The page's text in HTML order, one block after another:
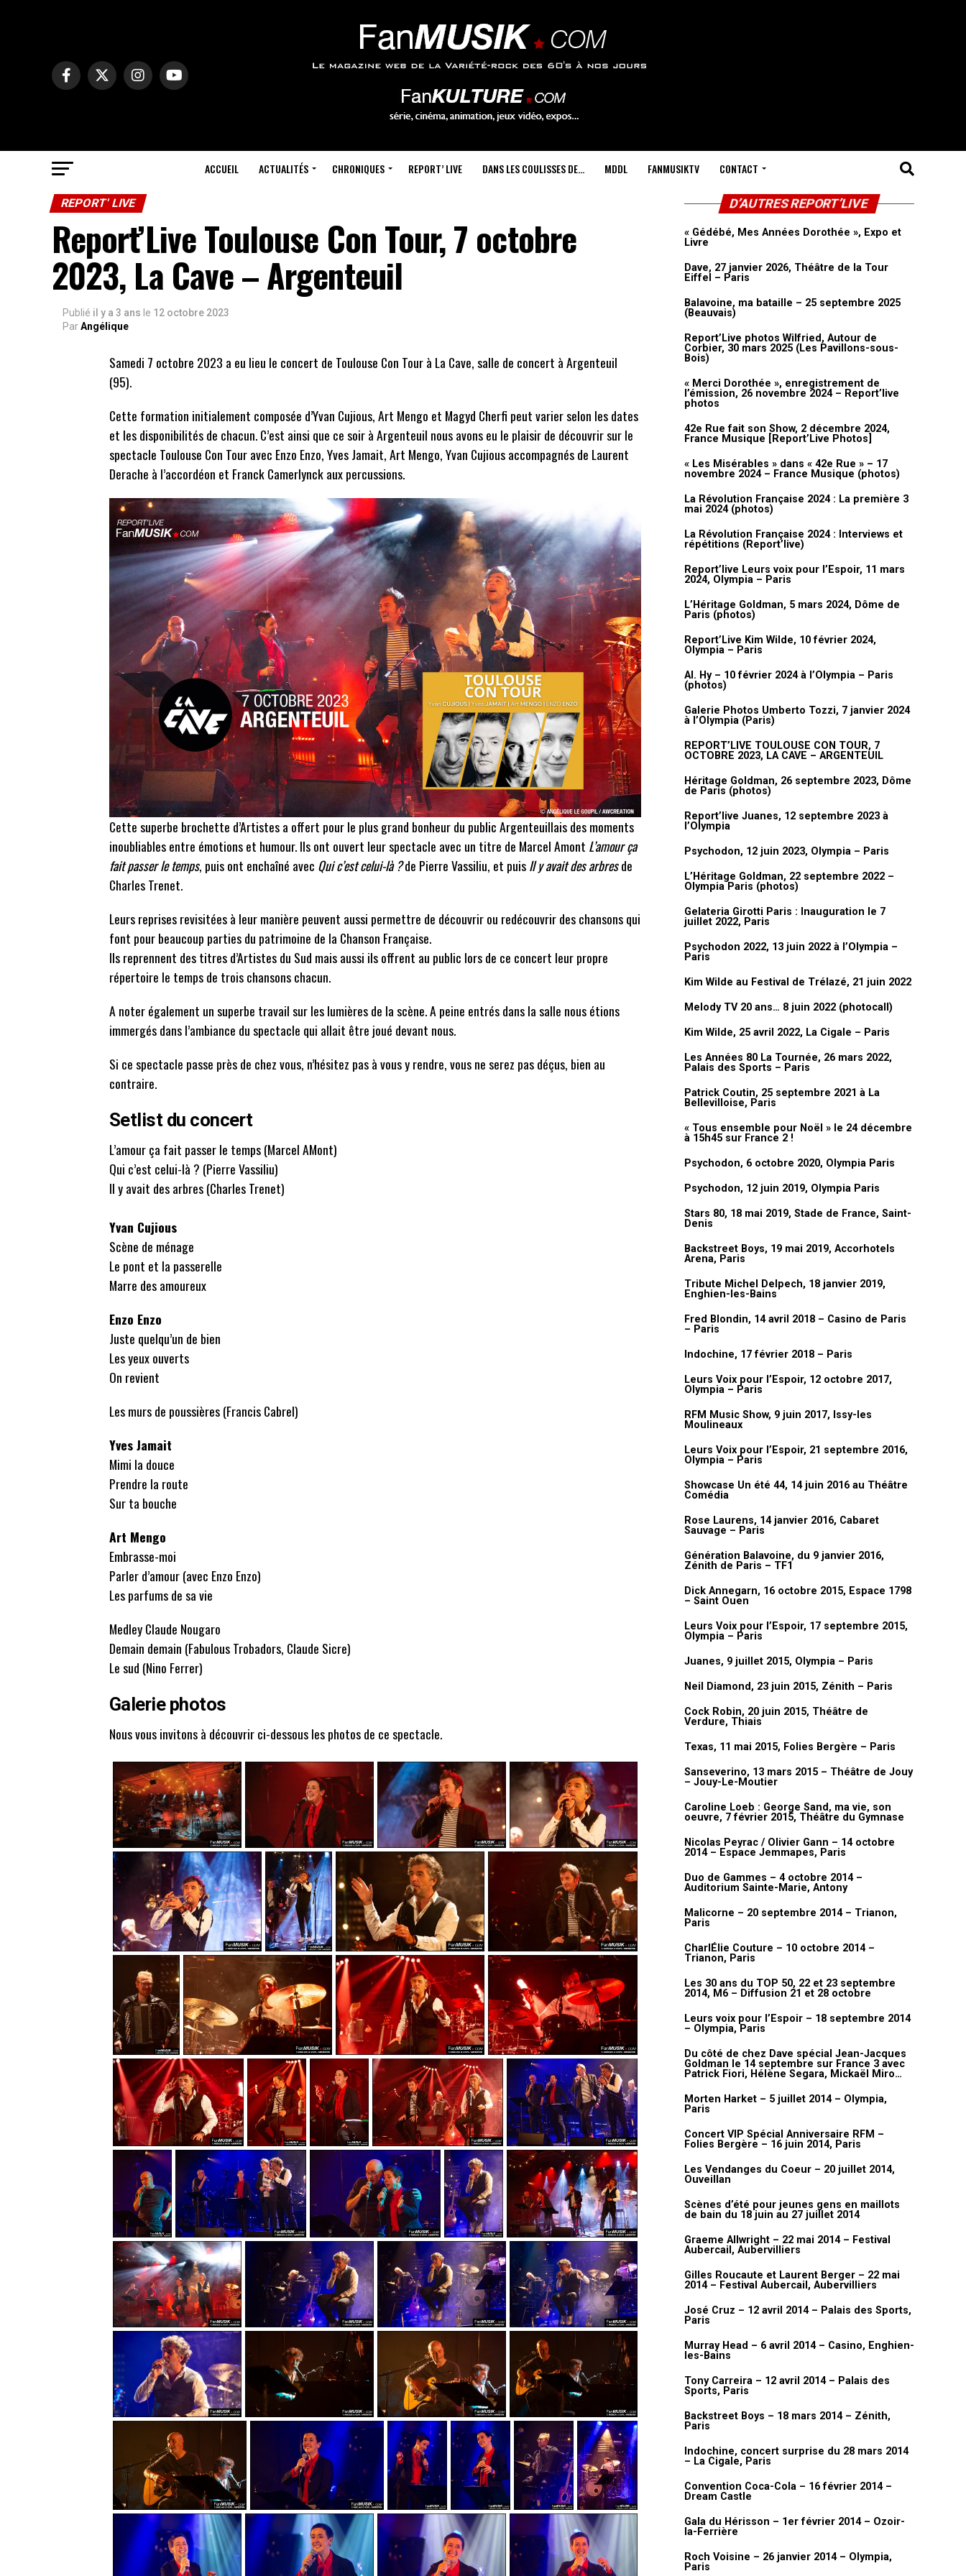
ACCUEIL ACTUALITÉS CHRONIQUES REPORT’ LIVE DANS LES COULISSES DE… MDDL FANMUSIKTV CONTACT
REPORT' LIVE
Report’Live Toulouse Con Tour, 7 octobre
2023, La Cave – Argenteuil
Publié il y a 3 ans le 12 octobre 2023
ParAngélique
Samedi 7 octobre 2023 a eu lieu le concert de Toulouse Con Tour à La Cave, salle de concert à Argenteuil
(95).
Cette formation initialement composée d’Yvan Cujious, Art Mengo et Magyd Cherfi peut varier selon les dates
et les disponibilités de chacun. C’est ainsi que ce soir à Argenteuil nous avons eu le plaisir de découvrir sur le
spectacle Toulouse Con Tour avec Enzo Enzo, Yves Jamait, Art Mengo, Yvan Cujious accompagnés de Laurent
Derache à l’accordéon et Franck Camerlynck aux percussions.
Cette superbe brochette d’Artistes a offert pour le plus grand bonheur du public Argenteuillais des moments
inoubliables entre émotions et humour. Ils ont ouvert leur spectacle avec un titre de Marcel Amont L’amour ça
fait passer le temps, puis ont enchaîné avec Qui c’est celui-là ?de Pierre Vassiliu, et puisIl y avait des arbresde
Charles Trenet.
Leurs reprises revisitées à leur manière peuvent aussi permettre de découvrir ou redécouvrir des chansons qui
font pour beaucoup parties du patrimoine de la Chanson Française.
Ils reprennent des titres d’Artistes du Sud mais aussi ils offrent au public lors de ce concert leur propre
répertoire le temps de trois chansons chacun.
A noter également un superbe travail sur les lumières de la scène. A peine entrés dans la salle nous étions
immergés dans l’ambiance du spectacle qui allait être joué devant nous.
Si ce spectacle passe près de chez vous, n’hésitez pas à vous y rendre, vous ne serez pas déçus, bien au
contraire.
Setlist du concert
L’amour ça fait passer le temps (Marcel AMont)
Qui c’est celui-là ? (Pierre Vassiliu)
Il y avait des arbres (Charles Trenet)
Yvan Cujious
Scène de ménage
Le pont et la passerelle
Marre des amoureux
Enzo Enzo
Juste quelqu’un de bien
Les yeux ouverts
On revient
Les murs de poussières (Francis Cabrel)
Yves Jamait
Mimi la douce
Prendre la route
Sur ta bouche
Art Mengo
Embrasse-moi
Parler d’amour (avec Enzo Enzo)
Les parfums de sa vie
Medley Claude Nougaro
Demain demain (Fabulous Trobadors, Claude Sicre)
Le sud (Nino Ferrer)
Galerie photos
Nous vous invitons à découvrir ci-dessous les photos de ce spectacle.
D’AUTRES REPORT’LIVE
« Gédébé, Mes Années Dorothée », Expo et
Livre
Dave, 27 janvier 2026, Théâtre de la Tour
Eiffel – Paris
Balavoine, ma bataille – 25 septembre 2025
(Beauvais)
Report’Live photos Wilfried, Autour de
Corbier, 30 mars 2025 (Les Pavillons-sous-
Bois)
« Merci Dorothée », enregistrement de
l’émission, 26 novembre 2024 – Report’live
photos
42e Rue fait son Show, 2 décembre 2024,
France Musique [Report’Live Photos]
« Les Misérables » dans « 42e Rue » – 17
novembre 2024 – France Musique (photos)
La Révolution Française 2024 : La première 3
mai 2024 (photos)
La Révolution Française 2024 : Interviews et
répétitions (Report’live)
Report’live Leurs voix pour l’Espoir, 11 mars
2024, Olympia – Paris
L’Héritage Goldman, 5 mars 2024, Dôme de
Paris (photos)
Report’Live Kim Wilde, 10 février 2024,
Olympia – Paris
Al. Hy – 10 février 2024 à l’Olympia – Paris
(photos)
Galerie Photos Umberto Tozzi, 7 janvier 2024
à l’Olympia (Paris)
REPORT’LIVE TOULOUSE CON TOUR, 7
OCTOBRE 2023, LA CAVE – ARGENTEUIL
Héritage Goldman, 26 septembre 2023, Dôme
de Paris (photos)
Report’live Juanes, 12 septembre 2023 à
l’Olympia
Psychodon, 12 juin 2023, Olympia – Paris
L’Héritage Goldman, 22 septembre 2022 –
Olympia Paris (photos)
Gelateria Girotti Paris : Inauguration le 7
juillet 2022, Paris
Psychodon 2022, 13 juin 2022 à l’Olympia –
Paris
Kim Wilde au Festival de Trélazé, 21 juin 2022
Melody TV 20 ans… 8 juin 2022 (photocall)
Kim Wilde, 25 avril 2022, La Cigale – Paris
Les Années 80 La Tournée, 26 mars 2022,
Palais des Sports – Paris
Patrick Coutin, 25 septembre 2021 à La
Bellevilloise, Paris
« Tous ensemble pour Noël » le 24 décembre
à 15h45 sur France 2 !
Psychodon, 6 octobre 2020, Olympia Paris
Psychodon, 12 juin 2019, Olympia Paris
Stars 80, 18 mai 2019, Stade de France, Saint-
Denis
Backstreet Boys, 19 mai 2019, Accorhotels
Arena, Paris
Tribute Michel Delpech, 18 janvier 2019,
Enghien-les-Bains
Fred Blondin, 14 avril 2018 – Casino de Paris
– Paris
Indochine, 17 février 2018 – Paris
Leurs Voix pour l’Espoir, 12 octobre 2017,
Olympia – Paris
RFM Music Show, 9 juin 2017, Issy-les
Moulineaux
Leurs Voix pour l’Espoir, 21 septembre 2016,
Olympia – Paris
Showcase Un été 44, 14 juin 2016 au Théâtre
Comédia
Rose Laurens, 14 janvier 2016, Cabaret
Sauvage – Paris
Génération Balavoine, du 9 janvier 2016,
Zénith de Paris – TF1
Dick Annegarn, 16 octobre 2015, Espace 1798
– Saint Ouen
Leurs Voix pour l’Espoir, 17 septembre 2015,
Olympia – Paris
Juanes, 9 juillet 2015, Olympia – Paris
Neil Diamond, 23 juin 2015, Zénith – Paris
Cock Robin, 20 juin 2015, Théâtre de
Verdure, Thiais
Texas, 11 mai 2015, Folies Bergère – Paris
Sanseverino, 13 mars 2015 – Théâtre de Jouy
– Jouy-Le-Moutier
Caroline Loeb : George Sand, ma vie, son
oeuvre, 7 février 2015, Théâtre du Gymnase
Nicolas Peyrac / Olivier Gann – 14 octobre
2014 – Espace Jemmapes, Paris
Duo de Gammes – 4 octobre 2014 –
Auditorium Sainte-Marie, Antony
Malicorne – 20 septembre 2014 – Trianon,
Paris
CharlÉlie Couture – 10 octobre 2014 –
Trianon, Paris
Les 30 ans du TOP 50, 22 et 23 septembre
2014, M6 – Diffusion 21 et 28 octobre
Leurs voix pour l’Espoir – 18 septembre 2014
– Olympia, Paris
Du côté de chez Dave spécial Jean-Jacques
Goldman le 14 septembre sur France 3 avec
Patrick Fiori, Hélène Segara, Mickaël Miro…
Morten Harket – 5 juillet 2014 – Olympia,
Paris
Concert VIP Spécial Anniversaire RFM –
Folies Bergère – 16 juin 2014, Paris
Les Vendanges du Coeur – 20 juillet 2014,
Ouveillan
Scènes d’été pour jeunes gens en maillots
de bain du 18 juin au 27 juillet 2014
Graeme Allwright – 22 mai 2014 – Festival
Aubercail, Aubervilliers
Gilles Roucaute et Laurent Berger – 22 mai
2014 – Festival Aubercail, Aubervilliers
José Cruz – 12 avril 2014 – Palais des Sports,
Paris
Murray Head – 6 avril 2014 – Casino, Enghien-
les-Bains
Tony Carreira – 12 avril 2014 – Palais des
Sports, Paris
Backstreet Boys – 18 mars 2014 – Zénith,
Paris
Indochine, concert surprise du 28 mars 2014
– La Cigale, Paris
Convention Coca-Cola – 16 février 2014 –
Dream Castle
Gala du Hérisson – 1er février 2014 – Ozoir-
la-Ferrière
Roch Voisine – 26 janvier 2014 – Olympia,
Paris